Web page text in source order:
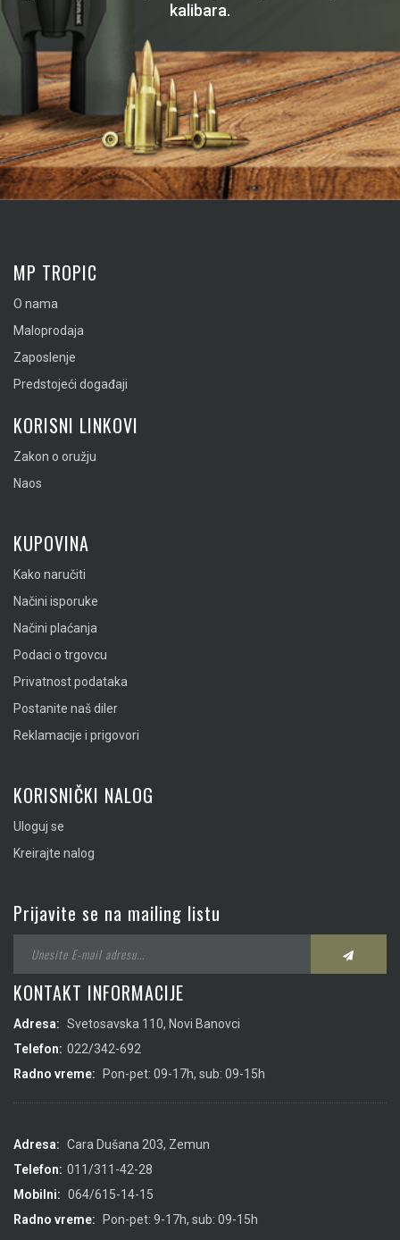
kalibara.
MP TROPIC
O nama
Maloprodaja
Zaposlenje
Predstojeći događaji
KORISNI LINKOVI
Zakon o oružju
Naos
KUPOVINA
Kako naručiti
Načini isporuke
Načini plaćanja
Podaci o trgovcu
Privatnost podataka
Postanite naš diler
Reklamacije i prigovori
KORISNIČKI NALOG
Uloguj se
Kreirajte nalog
Prijavite se na mailing listu
KONTAKT INFORMACIJE
Adresa: Svetosavska 110, Novi Banovci
Telefon: 022/342-692
Radno vreme:
Pon-pet: 09-17h, sub: 09-15h
Adresa: Cara Dušana 203, Zemun
Telefon: 011/311-42-28
Mobilni: 064/615-14-15
Radno vreme:
Pon-pet: 9-17h, sub: 09-15h